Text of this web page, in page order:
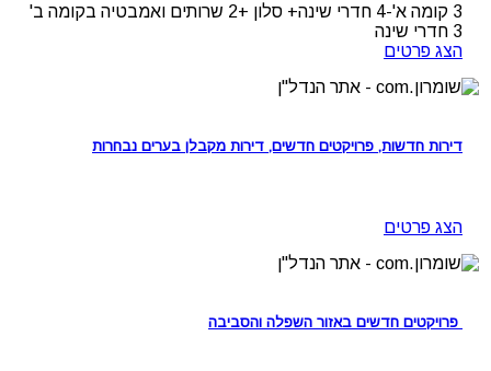
3
קומה א'-4 חדרי שינה+ סלון +2 שרותים ואמבטיה בקומה ב'
3 חדרי שינה
הצג פרטים
דירות חדשות, פרויקטים חדשים, דירות מקבלן בערים נבחרות
הצג פרטים
פרויקטים חדשים באזור השפלה והסביבה